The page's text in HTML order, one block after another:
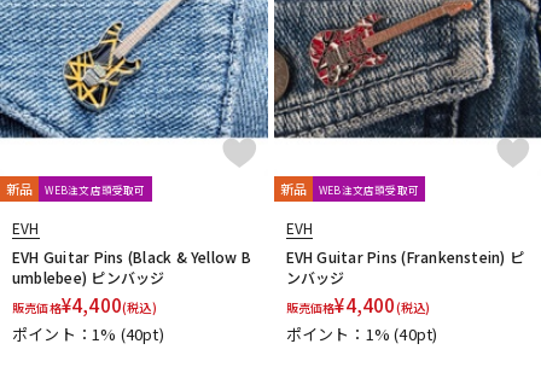
新品 WEB注文店頭受取可
EVH
EVH Guitar Pins (Black & Yellow B
umblebee) ピンバッジ
販売価格¥4,400(税込)
ポイント：1% (40pt)
新品 WEB注文店頭受取可
EVH
EVH Guitar Pins (Frankenstein) ピ
ンバッジ
販売価格¥4,400(税込)
ポイント：1%(40pt)